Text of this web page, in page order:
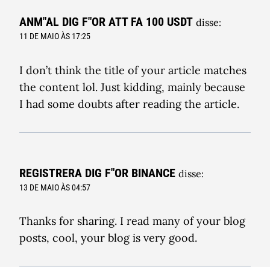
ANM"AL DIG F"OR ATT FA 100 USDT disse:
11 DE MAIO ÀS 17:25
I don’t think the title of your article matches
the content lol. Just kidding, mainly because
I had some doubts after reading the article.
REGISTRERA DIG F"OR BINANCE disse:
13 DE MAIO ÀS 04:57
Thanks for sharing. I read many of your blog
posts, cool, your blog is very good.